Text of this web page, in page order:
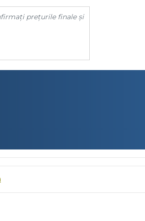
prețurile finale și